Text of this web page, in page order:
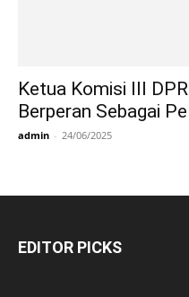
Ketua Komisi III
Berperan Sebagai
admin - 24/06/2025
EDITOR PICKS